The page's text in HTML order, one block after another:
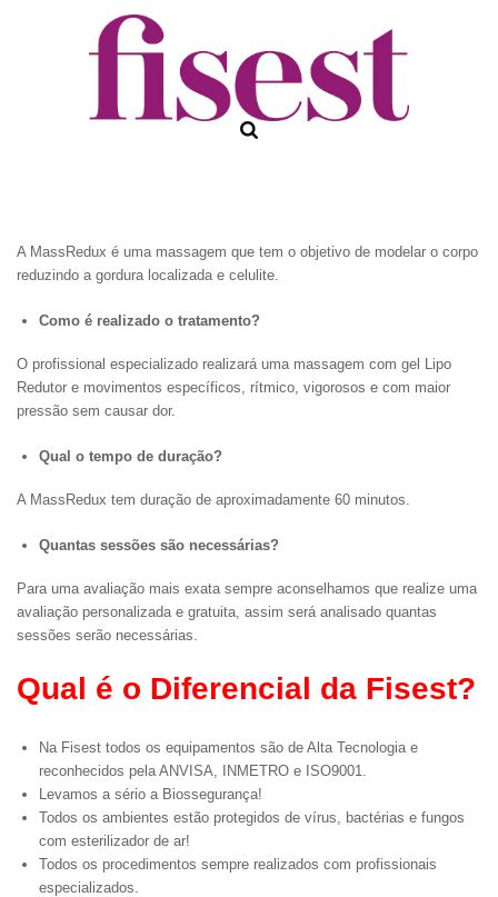
A MassRedux é uma massagem que tem o objetivo de modelar o corpo
reduzindo a gordura localizada e celulite.
Como é realizado o tratamento?
O profissional especializado realizará uma massagem com gel Lipo
Redutor e movimentos específicos, rítmico, vigorosos e com maior
pressão sem causar dor.
Qual o tempo de duração?
A MassRedux tem duração de aproximadamente 60 minutos.
Quantas sessões são necessárias?
Para uma avaliação mais exata sempre aconselhamos que realize uma
avaliação personalizada e gratuita, assim será analisado quantas
sessões serão necessárias.
Qual é o Diferencial da Fisest?
Na Fisest todos os equipamentos são de Alta Tecnologia e
reconhecidos pela ANVISA, INMETRO e ISO9001.
Levamos a sério a Biossegurança!
Todos os ambientes estão protegidos de vírus, bactérias e fungos
com esterilizador de ar!
Todos os procedimentos sempre realizados com profissionais
especializados.